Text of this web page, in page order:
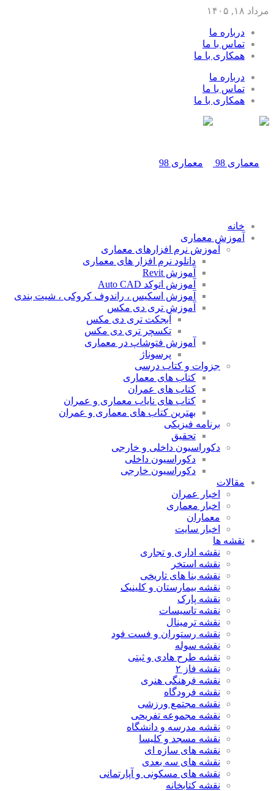
مرداد ۱۸, ۱۴۰۵
درباره ما
تماس با ما
همکاری با ما
درباره ما
تماس با ما
همکاری با ما
خانه
آموزش معماری
آموزش نرم افزارهای معماری
دانلود نرم افزار های معماری
آموزش Revit
آموزش اتوکد Auto CAD
آموزش اسکیس ، راندوف کروکی ، شیت بندی
آموزش تری دی مکس
آبجکت تری دی مکس
تکسچر تری دی مکس
آموزش فتوشاپ در معماری
پرسوناژ
جزوات و کتاب درسی
کتاب های معماری
کتاب های عمران
کتاب های نایاب معماری و عمران
بهترین کتاب های معماری و عمران
برنامه فیزیکی
تحقیق
دکوراسیون داخلی و خارجی
دکوراسیون داخلی
دکوراسیون خارجی
مقالات
اخبار عمران
اخبار معماری
معماران
اخبار سایت
نقشه ها
نقشه اداری و تجاری
نقشه استخر
نقشه بنا های تاریخی
نقشه بیمارستان و کلینیک
نقشه پارک
نقشه تاسیسات
نقشه ترمینال
نقشه رستوران و فست فود
نقشه سوله
نقشه طرح هادی و ثبتی
نقشه فاز ۲
نقشه فرهنگی هنری
نقشه فرودگاه
نقشه مجتمع ورزشی
نقشه مجموعه تفریحی
نقشه مدرسه و دانشگاه
نقشه مسجد و کلیسا
نقشه های سازه ای
نقشه های سه بعدی
نقشه های مسکونی و آپارتمانی
نقشه کتابخانه